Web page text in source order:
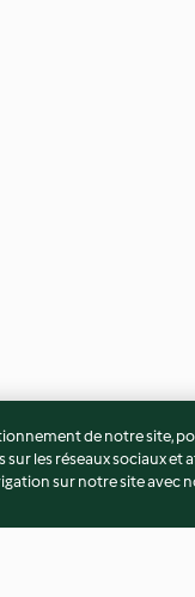
de notre site,
les réseaux sociaux et
sur notre site avec